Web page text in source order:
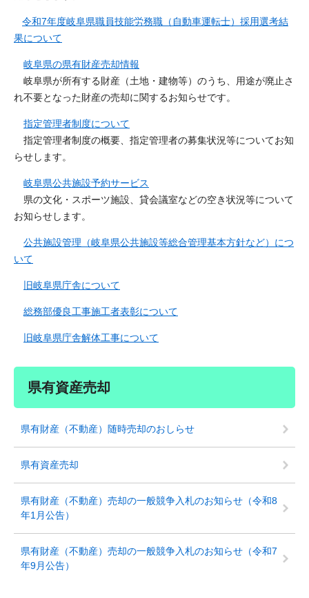
令和7年度岐阜県職員技能労務職（自動車運転士）採用選考結
果について
岐阜県の県有財産売却情報
岐阜県が所有する財産（土地・建物等）のうち、用途が廃止さ
れ不要となった財産の売却に関するお知らせです。
指定管理者制度について
指定管理者制度の概要、指定管理者の募集状況等についてお知
らせします。
岐阜県公共施設予約サービス
県の文化・スポーツ施設、貸会議室などの空き状況等について
お知らせします。
公共施設管理（岐阜県公共施設等総合管理基本方針など）につ
いて
旧岐阜県庁舎について
総務部優良工事施工者表彰について
旧岐阜県庁舎解体工事について
県有資産売却
県有財産（不動産）随時売却のおしらせ
県有資産売却
県有財産（不動産）売却の一般競争入札のお知らせ（令和8
年1月公告）
県有財産（不動産）売却の一般競争入札のお知らせ（令和7
年9月公告）